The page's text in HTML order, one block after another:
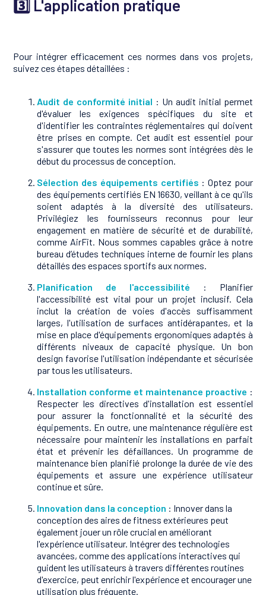
3️⃣ L'application pratique
Pour intégrer efficacement ces normes dans vos projets,
suivez ces étapes détaillées :
Audit de conformité initial : Un audit initial permet
d'évaluer les exigences spécifiques du site et
d'identifier les contraintes réglementaires qui doivent
être prises en compte. Cet audit est essentiel pour
s'assurer que toutes les normes sont intégrées dès le
début du processus de conception.
Sélection des équipements certifiés : Optez pour
des équipements certifiés EN 16630, veillant à ce qu'ils
soient adaptés à la diversité des utilisateurs.
Privilégiez les fournisseurs reconnus pour leur
engagement en matière de sécurité et de durabilité,
comme AirFit. Nous sommes capables grâce à notre
bureau d’études techniques interne de fournir les plans
détaillés des espaces sportifs aux normes.
Planification de l'accessibilité : Planifier
l'accessibilité est vital pour un projet inclusif. Cela
inclut la création de voies d'accès suffisamment
larges, l'utilisation de surfaces antidérapantes, et la
mise en place d'équipements ergonomiques adaptés à
différents niveaux de capacité physique. Un bon
design favorise l'utilisation indépendante et sécurisée
par tous les utilisateurs.
Installation conforme et maintenance proactive :
Respecter les directives d'installation est essentiel
pour assurer la fonctionnalité et la sécurité des
équipements. En outre, une maintenance régulière est
nécessaire pour maintenir les installations en parfait
état et prévenir les défaillances. Un programme de
maintenance bien planifié prolonge la durée de vie des
équipements et assure une expérience utilisateur
continue et sûre.
Innovation dans la conception : Innover dans la
conception des aires de fitness extérieures peut
également jouer un rôle crucial en améliorant
l'expérience utilisateur. Intégrer des technologies
avancées, comme des applications interactives qui
guident les utilisateurs à travers différentes routines
d'exercice, peut enrichir l'expérience et encourager une
utilisation plus fréquente.